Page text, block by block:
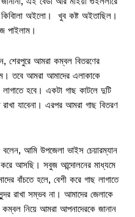
অইলো। খুব কষ্ট অইতাছিল।
পাইলাম।
শেরপুরে আমরা কম্বল বিতরণের
তবে আমরা আমাদের এলাকাকে
হবে। একটা গাছ কাটলে দুটি
যাবেনা। এরপর আমরা গাছ বিতরণ
বলেন, আমি উপজেলা ভাইস চেয়ারম্যান
করে আসছি। সবুজ আন্দোলনের মাধ্যমে
বাঁচতে হলে, বেশী করে গাছ লাগাতে
রাখা সম্ভব না। আমাদের জেলাকে
নিয়ে আমরা আপনাদেরকে জানান